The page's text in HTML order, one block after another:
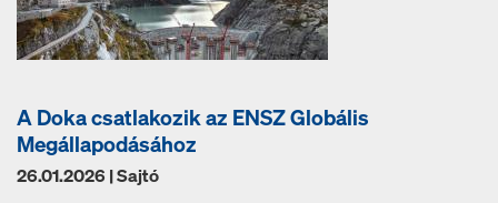
A Doka csatlakozik az ENSZ Globális
Megállapodásához
26.01.2026 | Sajtó